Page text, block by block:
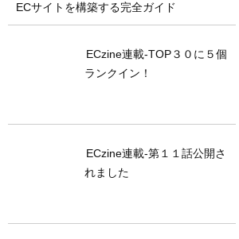
ECサイトを構築する完全ガイド
ECzine連載-TOP３０に５個
ランクイン！
ECzine連載-第１１話公開さ
れました